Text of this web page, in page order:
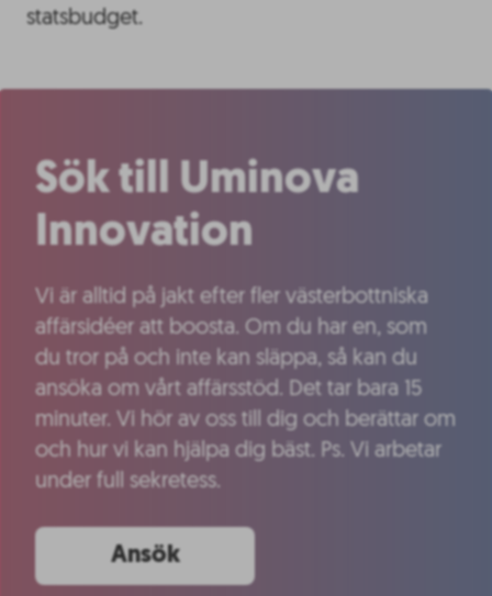
statsbudget.
Sök till Uminova
Innovation
Vi är alltid på jakt efter fler västerbottniska
affärsidéer att boosta. Om du har en, som
du tror på och inte kan släppa, så kan du
ansöka om vårt affärsstöd. Det tar bara 15
minuter. Vi hör av oss till dig och berättar om
och hur vi kan hjälpa dig bäst. Ps. Vi arbetar
under full sekretess.
Ansök